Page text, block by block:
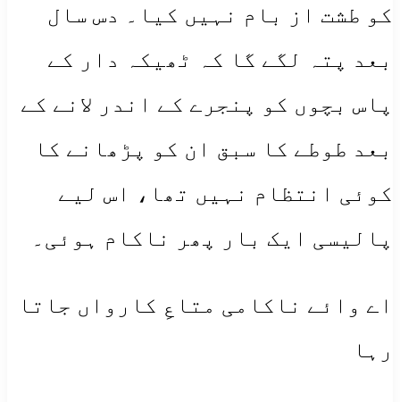
کو طشت از بام نہیں کیا۔ دس سال
بعد پتہ لگے گا کہ ٹھیکہ دار کے
پاس بچوں کو پنجرے کے اندر لانے کے
بعد طوطے کا سبق ان کو پڑھانے کا
کوئی انتظام نہیں تھا، اس لیے
پالیسی ایک بار پھر ناکام ہوئی۔
اے وائے ناکامی متاعِ کارواں جاتا
رہا